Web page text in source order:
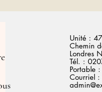
Unité :
Chemin
Londres
Tél. :
Portable
Courriel :